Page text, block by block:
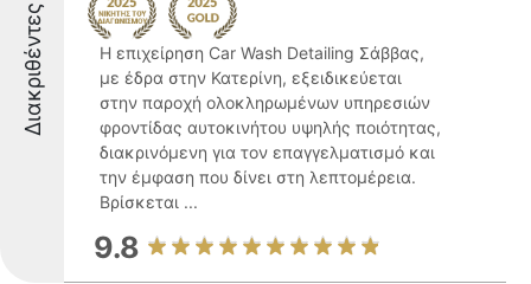
Διακριθέντες
Η επιχείρηση Car Wash Detailing Σάββας,
με έδρα στην Κατερίνη, εξειδικεύεται
στην παροχή ολοκληρωμένων υπηρεσιών
φροντίδας αυτοκινήτου υψηλής ποιότητας,
διακρινόμενη για τον επαγγελματισμό και
την έμφαση που δίνει στη λεπτομέρεια.
Βρίσκεται ...
9.8